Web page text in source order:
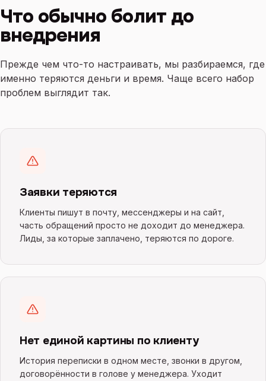
Что обычно болит до
внедрения
Прежде чем что-то настраивать, мы разбираемся, где
именно теряются деньги и время. Чаще всего набор
проблем выглядит так.
Заявки теряются
Клиенты пишут в почту, мессенджеры и на сайт,
часть обращений просто не доходит до менеджера.
Лиды, за которые заплачено, теряются по дороге.
Нет единой картины по клиенту
История переписки в одном месте, звонки в другом,
договорённости в голове у менеджера. Уходит